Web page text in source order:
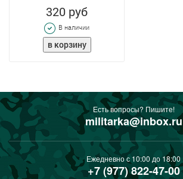
320 руб
В наличии
Есть вопросы? Пишите!
militarka@inbox.ru
Ежедневно с 10:00 до 18:00
+7 (977) 822-47-00